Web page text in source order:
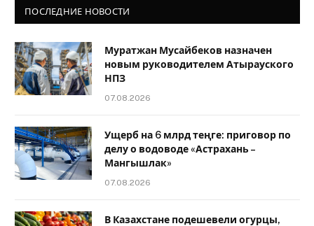
ПОСЛЕДНИЕ НОВОСТИ
Муратжан Мусайбеков назначен
новым руководителем Атырауского
НПЗ
07.08.2026
Ущерб на 6 млрд теңге: приговор по
делу о водоводе «Астрахань –
Мангышлак»
07.08.2026
В Казахстане подешевели огурцы,